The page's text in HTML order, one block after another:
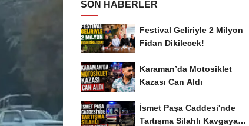
SON HABERLER
Festival Geliriyle 2 Milyon
Fidan Dikilecek!
Karaman’da Motosiklet
Kazası Can Aldı
İsmet Paşa Caddesi'nde
Tartışma Silahlı Kavgaya